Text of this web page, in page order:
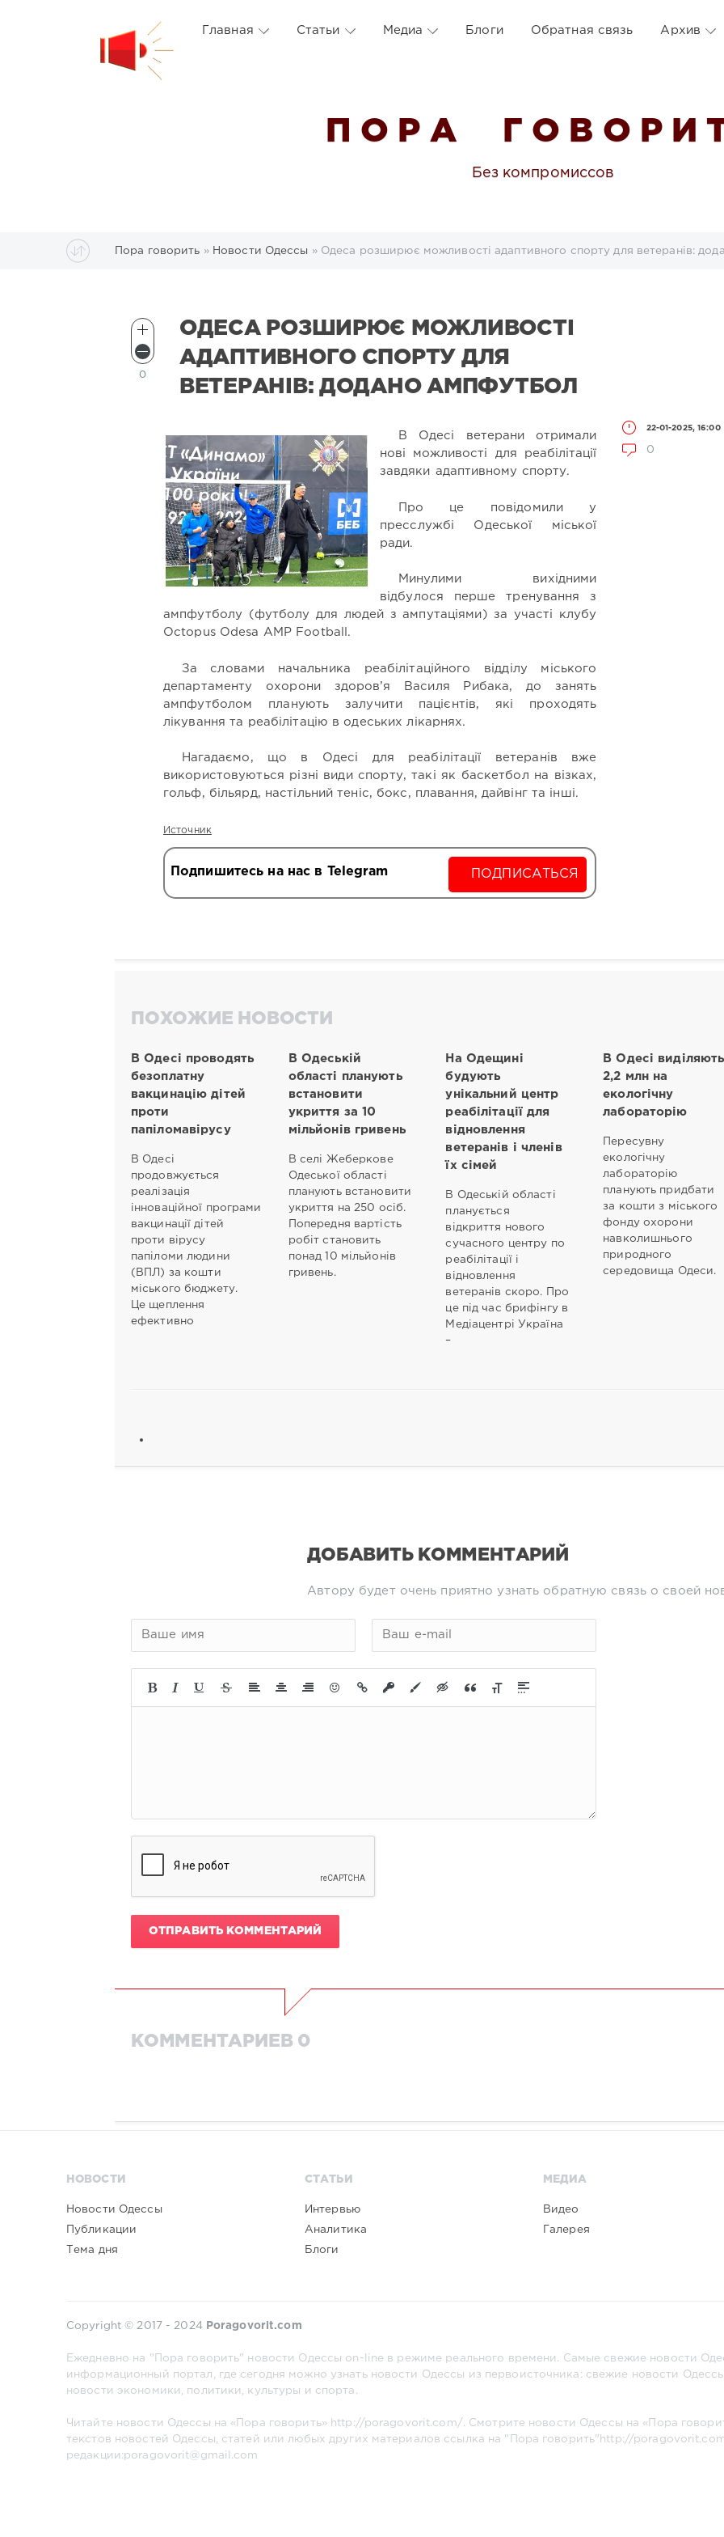
Главная Статьи Медиа Блоги Обратная связь Архив
П О Р А Г О В О Р И
Без компромиссов
Пора говорить » Новости Одессы » Одеса розширює можливості адаптивного спорту для ветеранів:
ОДЕСА РОЗШИРЮЄ МОЖЛИВОСТІ
АДАПТИВНОГО СПОРТУ ДЛЯ
ВЕТЕРАНІВ: ДОДАНО АМПФУТБОЛ
22-01-2025, 16:00
0
0
В Одесі ветерани отримали
нові можливості для реабілітації
завдяки адаптивному спорту.
Про це повідомили у
пресслужбі Одеської міської
ради.
Минулими вихідними
відбулося перше тренування з
ампфутболу (футболу для людей з ампутаціями) за участі клубу
Octopus Odesa AMP Football.
За словами начальника реабілітаційного відділу міського
департаменту охорони здоров’я Василя Рибака, до занять
ампфутболом планують залучити пацієнтів, які проходять
лікування та реабілітацію в одеських лікарнях.
Нагадаємо, що в Одесі для реабілітації ветеранів вже
використовуються різні види спорту, такі як баскетбол на візках,
гольф, більярд, настільний теніс, бокс, плавання, дайвінг та інші.
Источник
Подпишитесь на нас в Telegram ПОДПИСАТЬСЯ
ПОХОЖИЕ НОВОСТИ
В Одесі проводять
безоплатну
вакцинацію дітей
проти
папіломавірусу
В Одесі
продовжується
реалізація
інноваційної програми
вакцинації дітей
проти вірусу
папіломи людини
(ВПЛ) за кошти
міського бюджету.
Це щеплення
ефективно
В Одеській
області планують
встановити
укриття за 10
мільйонів гривень
В селі Жеберкове
Одеської області
планують встановити
укриття на 250 осіб.
Попередня вартість
робіт становить
понад 10 мільйонів
гривень.
На Одещині
будують
унікальний центр
реабілітації для
відновлення
ветеранів і членів
їх сімей
В Одеській області
планується
відкриття нового
сучасного центру по
реабілітації і
відновлення
ветеранів скоро. Про
це під час брифінгу в
Медіацентрі Україна
–
В Одесі виділяють
2,2 млн на
екологічну
лабораторію
Пересувну
екологічну
лабораторію
планують придбати
за кошти з міського
фонду охорони
навколишнього
природного
середовища Одеси.
ДОБАВИТЬ КОММЕНТАРИЙ
Автору будет очень приятно узнать обратную связь о своей
ОТПРАВИТЬ КОММЕНТАРИЙ
КОММЕНТАРИЕВ 0
НОВОСТИ
Новости Одессы
Публикации
Тема дня
СТАТЬИ
Интервью
Аналитика
Блоги
МЕДИА
Видео
Галерея
Copyright © 2017 - 2024 Poragovorit.com
Ежедневно на "Пора говорить" новости Одессы on-line в режиме реального времени. Самые свежие новости
информационный портал, где сегодня можно узнать новости Одессы из первоисточника: свежие новости
новости экономики, политики, культуры и спорта.
Читайте новости Одессы на «Пора говорить» http://poragovorit.com/ . Смотрите новости Одессы на «Пора
текстов новостей Одессы, статей или любых других материалов ссылка на "Пора говорить" http://
редакции:poragovorit@gmail.com